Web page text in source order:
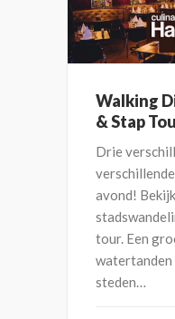
Walking
& Stap
Drie
avond!
tour. Een
watertanden
steden…